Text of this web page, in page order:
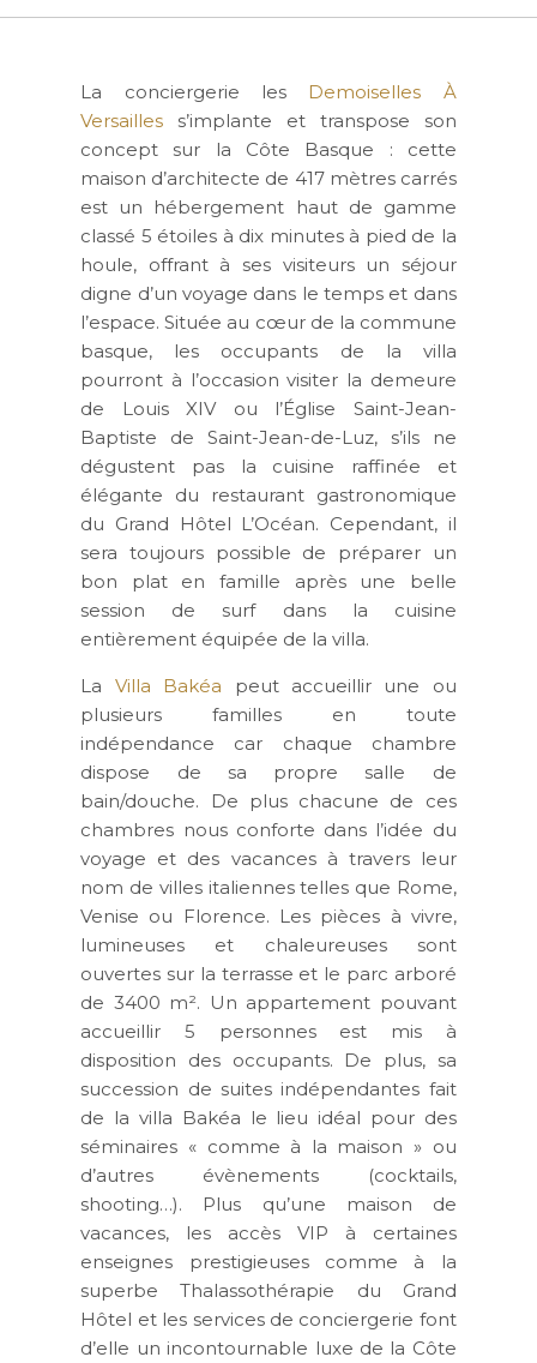
La conciergerie les Demoiselles À
Versailles s’implante et transpose son
concept sur la Côte Basque : cette
maison d’architecte de 417 mètres carrés
est un hébergement haut de gamme
classé 5 étoiles à dix minutes à pied de la
houle, offrant à ses visiteurs un séjour
digne d’un voyage dans le temps et dans
l’espace. Située au cœur de la commune
basque, les occupants de la villa
pourront à l’occasion visiter la demeure
de Louis XIV ou l’Église Saint-Jean-
Baptiste de Saint-Jean-de-Luz, s’ils ne
dégustent pas la cuisine raffinée et
élégante du restaurant gastronomique
du Grand Hôtel L’Océan. Cependant, il
sera toujours possible de préparer un
bon plat en famille après une belle
session de surf dans la cuisine
entièrement équipée de la villa.
La Villa Bakéa peut accueillir une ou
plusieurs familles en toute
indépendance car chaque chambre
dispose de sa propre salle de
bain/douche. De plus chacune de ces
chambres nous conforte dans l’idée du
voyage et des vacances à travers leur
nom de villes italiennes telles que Rome,
Venise ou Florence. Les pièces à vivre,
lumineuses et chaleureuses sont
ouvertes sur la terrasse et le parc arboré
de 3400 m². Un appartement pouvant
accueillir 5 personnes est mis à
disposition des occupants. De plus, sa
succession de suites indépendantes fait
de la villa Bakéa le lieu idéal pour des
séminaires « comme à la maison » ou
d’autres évènements (cocktails,
shooting…). Plus qu’une maison de
vacances, les accès VIP à certaines
enseignes prestigieuses comme à la
superbe Thalassothérapie du Grand
Hôtel et les services de conciergerie font
d’elle un incontournable luxe de la Côte